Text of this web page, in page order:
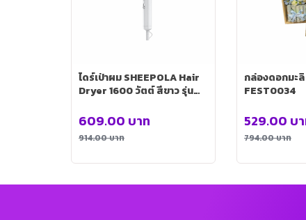
ไดร์เป่าผม SHEEPOLA Hair
Dryer 1600 วัตต์ สีขาว รุ่น
914.00บาท
609.00 บาท
กล่องดอกมะ
FEST0034
794.00บาท
529.00 บ